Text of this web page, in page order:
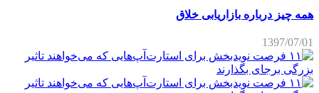
همه چیز درباره بازاریابی خلاق
1397/07/01